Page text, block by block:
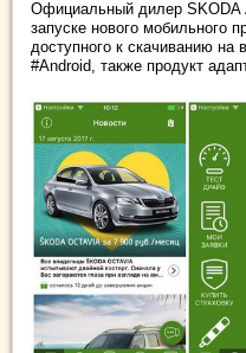
Официальный дилер
запуске нового мобильного
доступного к скачиванию
#Android, также продукт